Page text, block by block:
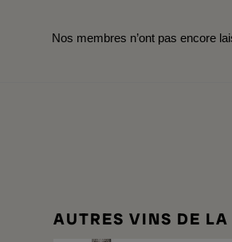
Nos membres n’ont pas encore
AUTRES VINS DE